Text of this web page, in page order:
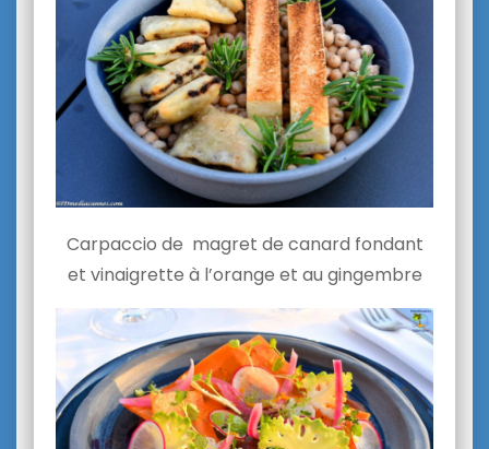
Carpaccio de magret de canard fondant
et vinaigrette à l’orange et au gingembre